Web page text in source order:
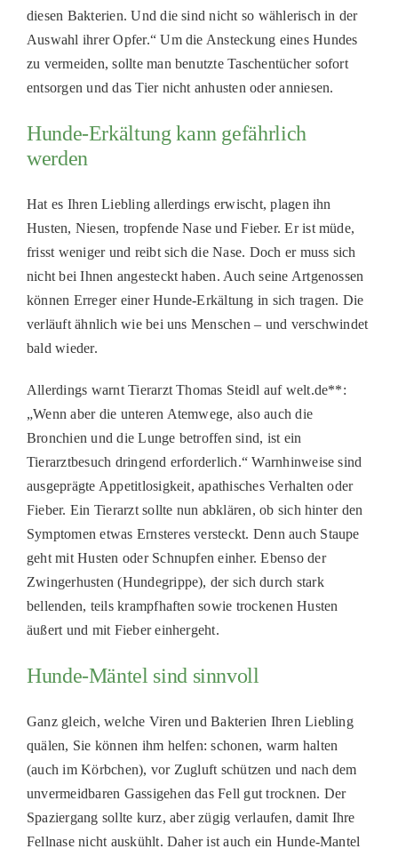
diesen Bakterien. Und die sind nicht so wählerisch in der
Auswahl ihrer Opfer.“ Um die Ansteckung eines Hundes
zu vermeiden, sollte man benutzte Taschentücher sofort
entsorgen und das Tier nicht anhusten oder anniesen.
Hunde-Erkältung kann gefährlich
werden
Hat es Ihren Liebling allerdings erwischt, plagen ihn
Husten, Niesen, tropfende Nase und Fieber. Er ist müde,
frisst weniger und reibt sich die Nase. Doch er muss sich
nicht bei Ihnen angesteckt haben. Auch seine Artgenossen
können Erreger einer Hunde-Erkältung in sich tragen. Die
verläuft ähnlich wie bei uns Menschen – und verschwindet
bald wieder.
Allerdings warnt Tierarzt Thomas Steidl auf welt.de**:
„Wenn aber die unteren Atemwege, also auch die
Bronchien und die Lunge betroffen sind, ist ein
Tierarztbesuch dringend erforderlich.“ Warnhinweise sind
ausgeprägte Appetitlosigkeit, apathisches Verhalten oder
Fieber. Ein Tierarzt sollte nun abklären, ob sich hinter den
Symptomen etwas Ernsteres versteckt. Denn auch Staupe
geht mit Husten oder Schnupfen einher. Ebenso der
Zwingerhusten (Hundegrippe), der sich durch stark
bellenden, teils krampfhaften sowie trockenen Husten
äußert und mit Fieber einhergeht.
Hunde-Mäntel sind sinnvoll
Ganz gleich, welche Viren und Bakterien Ihren Liebling
quälen, Sie können ihm helfen: schonen, warm halten
(auch im Körbchen), vor Zugluft schützen und nach dem
unvermeidbaren Gassigehen das Fell gut trocknen. Der
Spaziergang sollte kurz, aber zügig verlaufen, damit Ihre
Fellnase nicht auskühlt. Daher ist auch ein Hunde-Mantel